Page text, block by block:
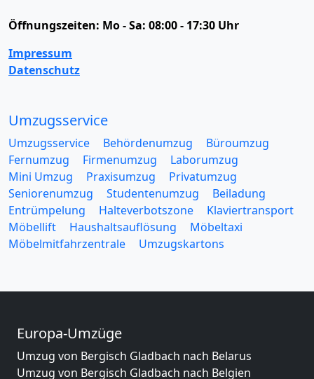
Öffnungszeiten: Mo - Sa: 08:00 - 17:30 Uhr
Impressum
Datenschutz
Umzugsservice
Umzugsservice Behördenumzug
Büroumzug
Fernumzug
Firmenumzug
Laborumzug
Mini Umzug
Praxisumzug
Privatumzug
Seniorenumzug
Studentenumzug
Beiladung
Entrümpelung
Halteverbotszone
Klaviertransport
Möbellift
Haushaltsauflösung
Möbeltaxi
Möbelmitfahrzentrale
Umzugskartons
Europa-Umzüge
Umzug von Bergisch Gladbach nach Belarus
Umzug von Bergisch Gladbach nach Belgien